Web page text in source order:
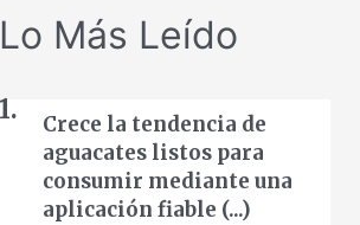
Lo Más Leído
Crece la tendencia de
aguacates listos para
consumir mediante una
aplicación fiable (...)